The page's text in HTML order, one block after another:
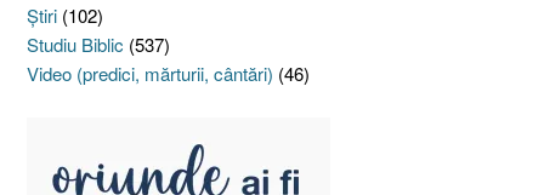
Ştiri (102)
Studiu Biblic (537)
Video (predici, mărturii, cântări) (46)